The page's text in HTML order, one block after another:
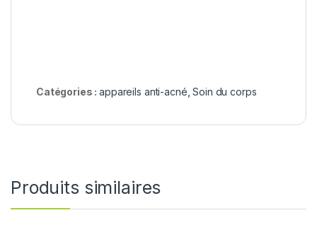
Catégories :appareils anti-acné ,Soin du corps
Produits similaires